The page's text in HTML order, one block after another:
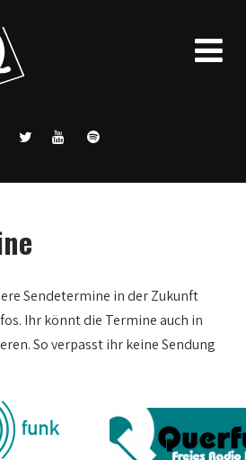
Sendetermine in der Zukunft
Ihr könnt die Termine auch in
So verpasst ihr keine Sendung